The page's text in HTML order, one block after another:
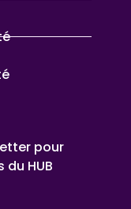
pour
HUB